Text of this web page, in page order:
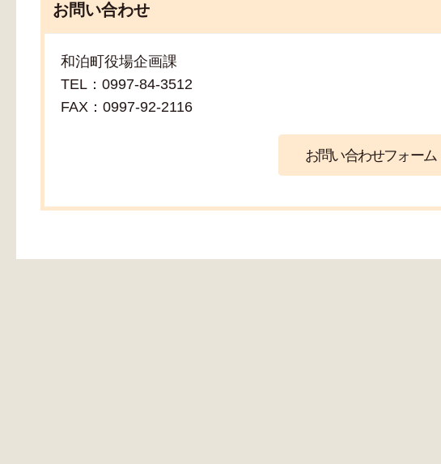
お問い合わせ
和泊町役場企画課
TEL：0997-84-3512
FAX：0997-92-2116